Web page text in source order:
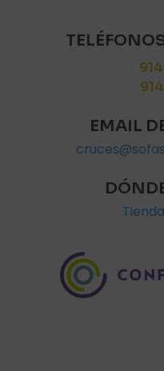
EMAIL